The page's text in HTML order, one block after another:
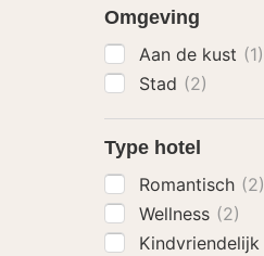
Omgeving
Aan de kust (1)
Stad (2)
Type hotel
Romantisch (2)
Wellness (2)
Kindvriendelijk